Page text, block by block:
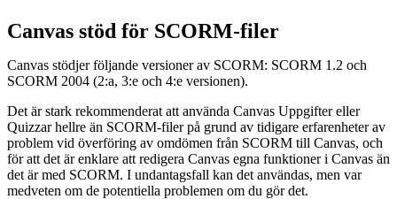
Canvas stöd för SCORM-filer
Canvas stödjer följande versioner av SCORM: SCORM 1.2 och
SCORM 2004 (2:a, 3:e och 4:e versionen).
Det är stark rekommenderat att använda Canvas Uppgifter eller
Quizzar hellre än SCORM-filer på grund av tidigare erfarenheter av
problem vid överföring av omdömen från SCORM till Canvas, och
för att det är enklare att redigera Canvas egna funktioner i Canvas än
det är med SCORM. I undantagsfall kan det användas, men var
medveten om de potentiella problemen om du gör det.